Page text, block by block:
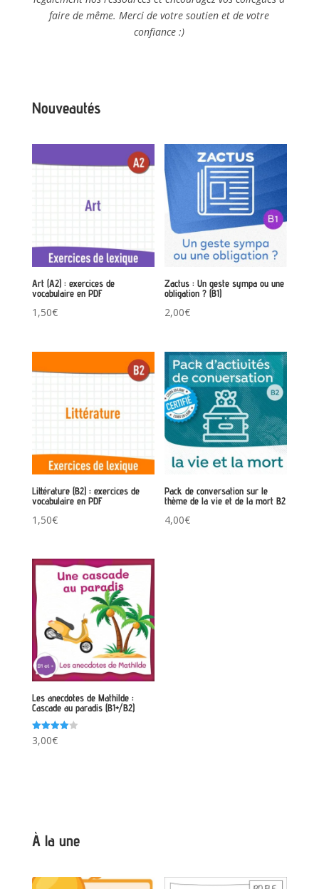
faire de même. Merci de votre soutien et de votre
confiance :)
Nouveautés
Art (A2) : exercices de
vocabulaire en PDF
1,50€
Zactus : Un geste sympa ou une
obligation ? (B1)
2,00€
Littérature (B2) : exercices de
vocabulaire en PDF
1,50€
Pack de conversation sur le
thème de la vie et de la mort B2
4,00€
Les anecdotes de Mathilde :
Cascade au paradis (B1+/B2)
Note
4.00
3,00€
À la une